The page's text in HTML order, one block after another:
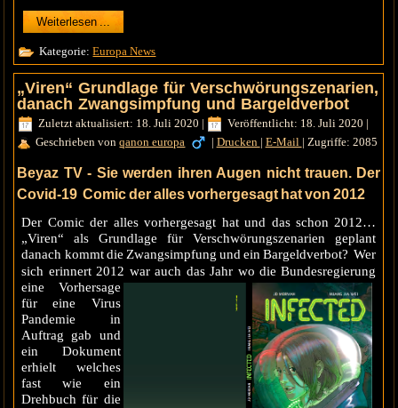
Weiterlesen ...
Kategorie:Europa News
„Viren“ Grundlage für Verschwörungszenarien,
danach Zwangsimpfung und Bargeldverbot
Zuletzt aktualisiert: 18. Juli 2020 | Veröffentlicht: 18. Juli 2020 |
Geschrieben vonqanon europa | Drucken | E-Mail | Zugriffe: 2085
Beyaz TV - Sie werden ihren Augen nicht trauen. Der
Covid-19 Comic der alles vorhergesagt hat von 2012
Der Comic der alles vorhergesagt hat und das schon 2012…
„Viren“ als Grundlage für Verschwörungszenarien geplant
danach kommt die Zwangsimpfung und ein Bargeldverbot? Wer
sich erinnert 2012 war auch das Jahr wo die Bundesregierung
eine Vorhersage
für eine Virus
Pandemie in
Auftrag gab und
ein Dokument
erhielt welches
fast wie ein
Drehbuch für die